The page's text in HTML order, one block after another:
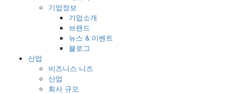
기업정보
기업소개
브랜드
뉴스 & 이벤트
블로그
산업
비즈니스 니즈
산업
회사 규모